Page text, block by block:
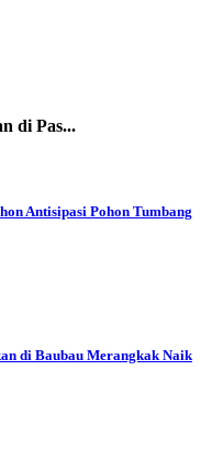
di Pas...
Antisipasi Pohon Tumbang
di Baubau Merangkak Naik